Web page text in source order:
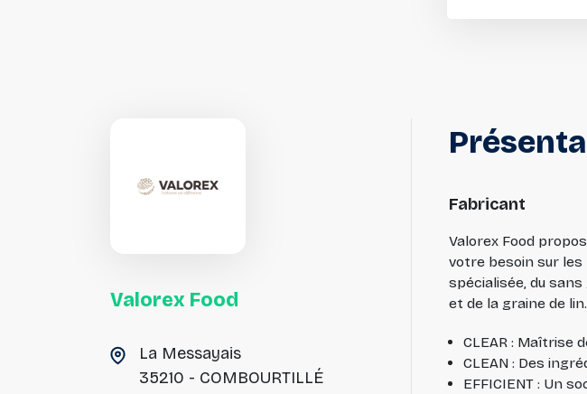
Valorex Food
La Messayais
35210 - COMBOURTILLÉ
Fabricant
Valorex Food
votre besoin sur les
spécialisée, du
et de la graine de lin.
CLEAR : Maîtrise
CLEAN : Des
EFFICIENT : Un